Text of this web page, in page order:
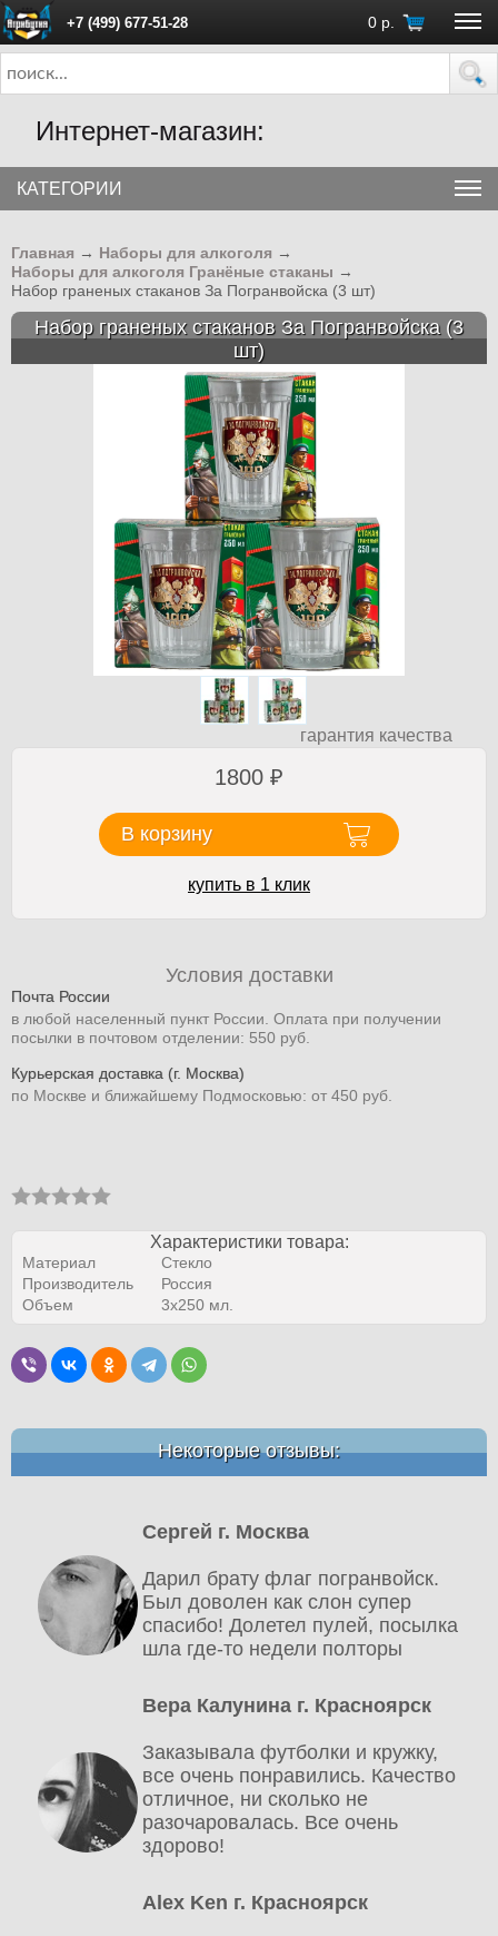
+7 (499) 677-51-28 0 р.
ПН - ПТ с 10:00 до 18:00 (Москва)
Интернет-магазин:
КАТЕГОРИИ
Главная → Наборы для алкоголя →
Наборы для алкоголя Гранёные стаканы →
Набор граненых стаканов За Погранвойска (3 шт)
Набор граненых стаканов За Погранвойска (3
шт)
гарантия качества
1800 ₽
В корзину
купить в 1 клик
Условия доставки
Почта России
в любой населенный пункт России. Оплата при получении
посылки в почтовом отделении: 550 руб.
Курьерская доставка (г. Москва)
по Москве и ближайшему Подмосковью: от 450 руб.
Характеристики товара:
Материал
Стекло
Производитель
Россия
Объем
3x250 мл.
Некоторые отзывы:
Сергей г. Москва
Дарил брату флаг погранвойск.
Был доволен как слон супер
спасибо! Долетел пулей, посылка
шла где-то недели полторы
Вера Калунина г. Красноярск
Заказывала футболки и кружку,
все очень понравились. Качество
отличное, ни сколько не
разочаровалась. Все очень
здорово!
Alex Ken г. Красноярск